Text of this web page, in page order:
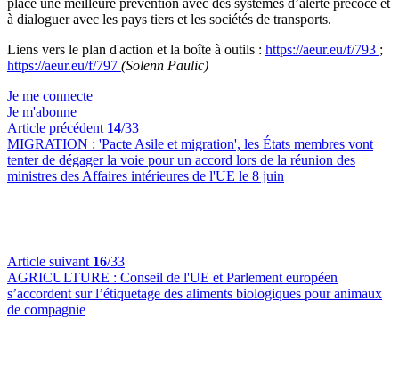
place une meilleure prévention avec des systèmes d’alerte précoce et
à dialoguer avec les pays tiers et les sociétés de transports.
Liens vers le plan d'action et la boîte à outils : https://aeur.eu/f/793 ;
https://aeur.eu/f/797 (Solenn Paulic)
Je me connecte
Je m'abonne
Article précédent 14/33
MIGRATION : 'Pacte Asile et migration', les États membres vont
tenter de dégager la voie pour un accord lors de la réunion des
ministres des Affaires intérieures de l'UE le 8 juin
Article suivant 16/33
AGRICULTURE : Conseil de l'UE et Parlement européen
s’accordent sur l’étiquetage des aliments biologiques pour animaux
de compagnie